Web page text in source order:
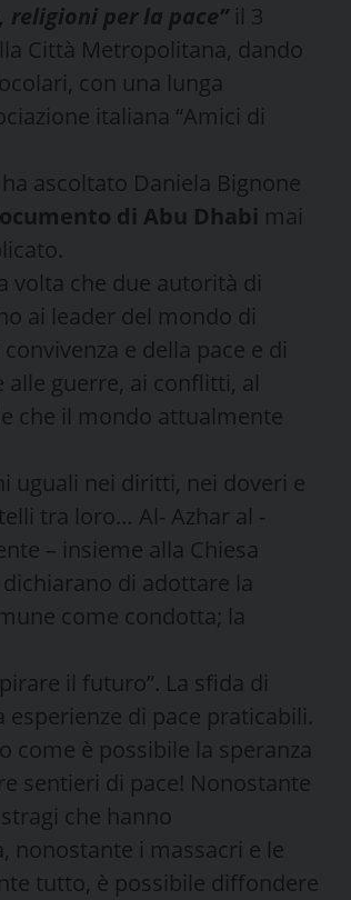
religioni per la pace”il 3
Città Metropolitana, dando
con una lunga
italiana “Amici di
ascoltato Daniela Bignone
di Abu Dhabi mai
volta che due autorità di
ai leader del mondo di
e della pace e di
guerre, ai conflitti, al
che il mondo attualmente
uguali nei diritti, nei doveri e
tra loro… Al- Azhar al -
– insieme alla Chiesa
di adottare la
come condotta; la
il futuro”. La sfida di
esperienze di pace praticabili.
come è possibile la speranza
sentieri di pace! Nonostante
che hanno
nonostante i massacri e le
tutto, è possibile diffondere